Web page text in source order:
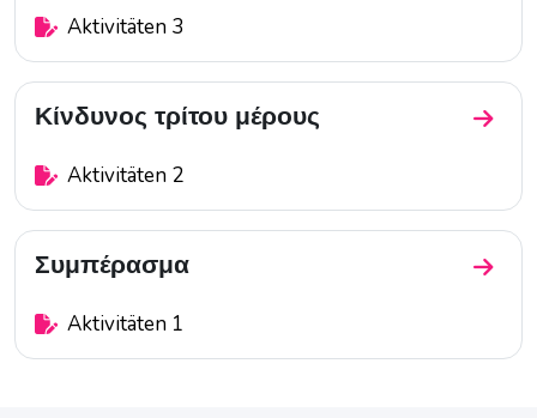
Aktivitäten 3
Κίνδυνος τρίτου μέρους
Zum
Aktivitäten 2
Συμπέρασμα
Zum
Aktivitäten 1